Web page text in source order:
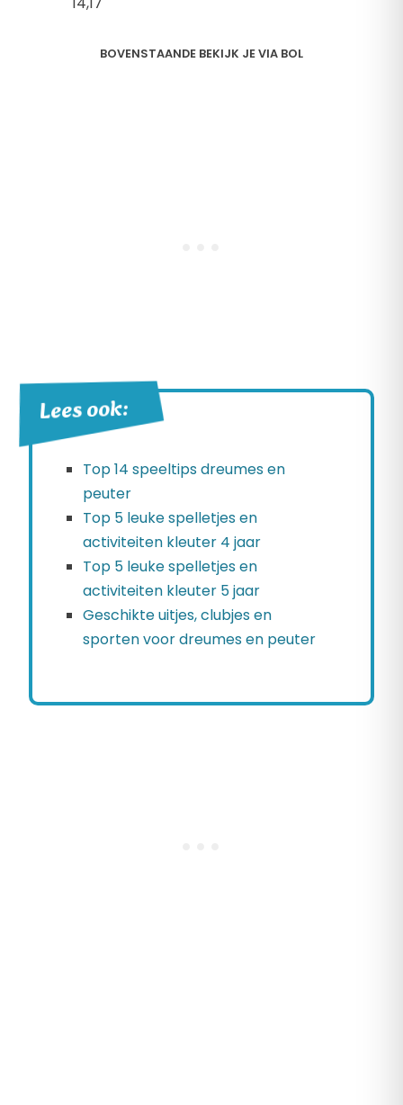
BOVENSTAANDE BEKIJK JE VIA BOL
Lees ook:
Top 14 speeltips dreumes en
peuter
Top 5 leuke spelletjes en
activiteiten kleuter 4 jaar
Top 5 leuke spelletjes en
activiteiten kleuter 5 jaar
Geschikte uitjes, clubjes en
sporten voor dreumes en peuter